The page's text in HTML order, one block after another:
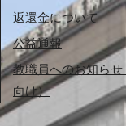
返還金について
公益通報
教職員へのお知らせ
向け）